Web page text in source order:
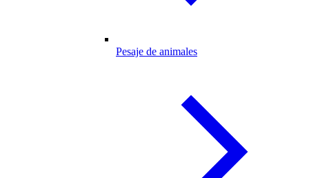
Pesaje de animales